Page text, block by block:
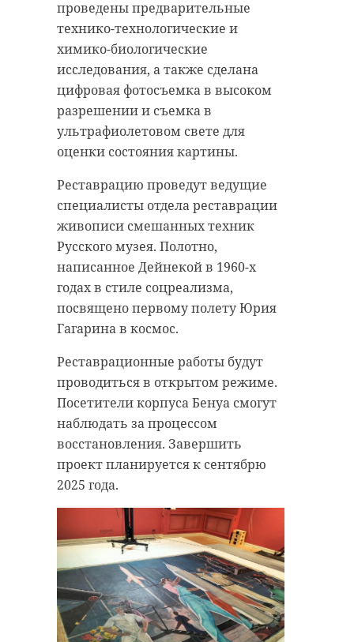
проведены предварительные
технико-технологические и
химико-биологические
исследования, а также сделана
цифровая фотосъемка в высоком
разрешении и съемка в
ультрафиолетовом свете для
оценки состояния картины.
Реставрацию проведут ведущие
специалисты отдела реставрации
живописи смешанных техник
Русского музея. Полотно,
написанное Дейнекой в 1960-х
годах в стиле соцреализма,
посвящено первому полету Юрия
Гагарина в космос.
Реставрационные работы будут
проводиться в открытом режиме.
Посетители корпуса Бенуа смогут
наблюдать за процессом
восстановления. Завершить
проект планируется к сентябрю
2025 года.